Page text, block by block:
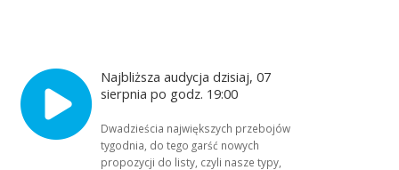
Najbliższa audycja dzisiaj, 07
sierpnia po godz. 19:00
Dwadzieścia największych przebojów
tygodnia, do tego garść nowych
propozycji do listy, czyli nasze typy,